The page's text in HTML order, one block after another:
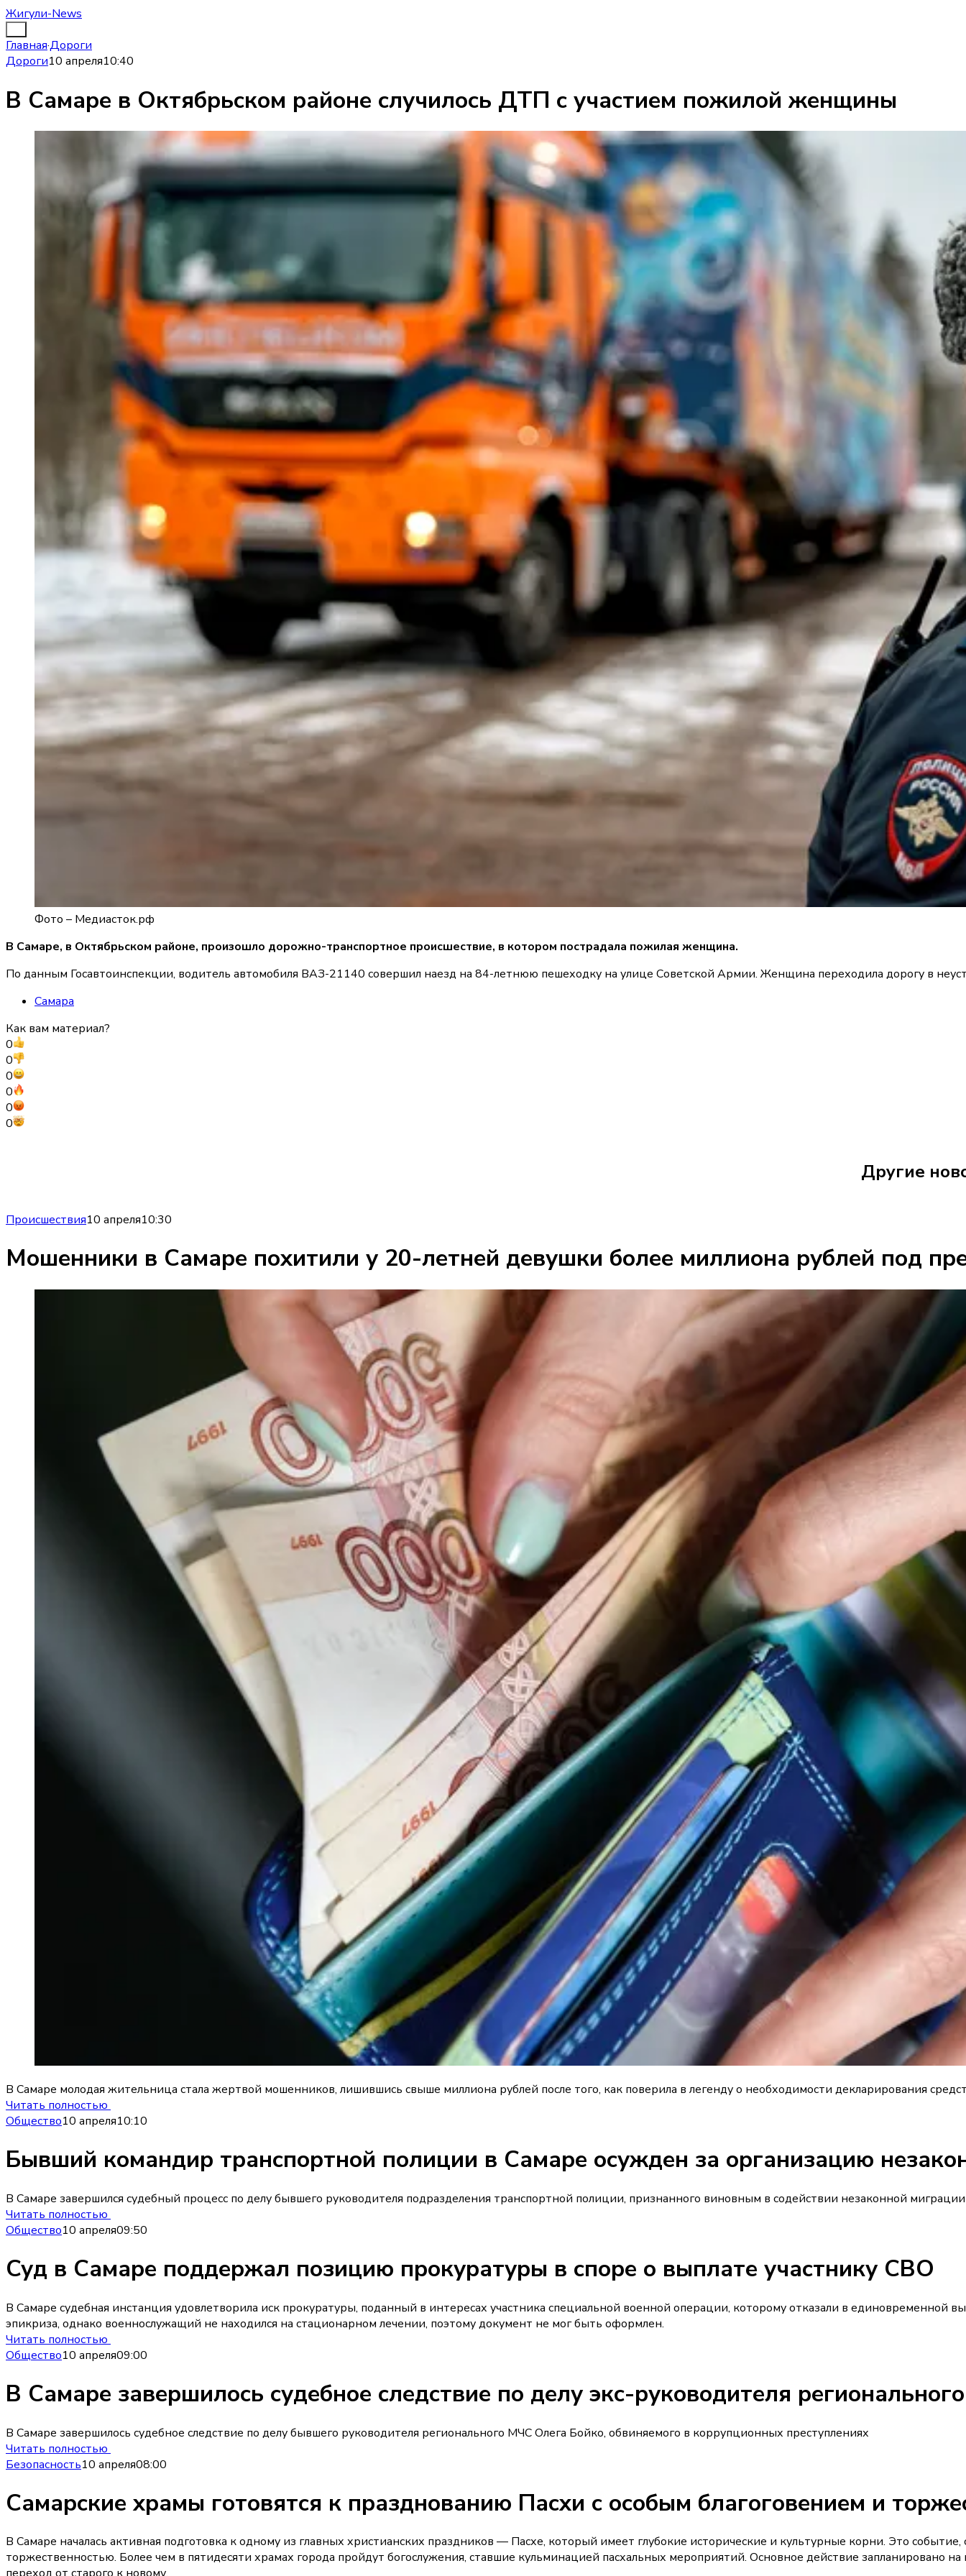
Жигули-News
Главная·Дороги
Дороги10 апреля10:40
В Самаре в Октябрьском районе случилось ДТП с участием пожилой женщины
Фото – Медиасток.рф
В Самаре, в Октябрьском районе, произошло дорожно-транспортное происшествие, в котором пострадала пожилая женщина.
По данным Госавтоинспекции, водитель автомобиля ВАЗ-21140 совершил наезд на 84-летнюю пешеходку на улице Советской Армии. Женщина переходила дорогу в
Самара
Как вам материал?
0
0
0
0
0
0
Другие
77-летний
Происшествия10 апреля10:30
Мошенники в Самаре похитили у 20-летней девушки более миллиона рублей под
В Самаре молодая жительница стала жертвой мошенников, лишившись свыше миллиона рублей после того, как поверила в легенду о необходимости декларирования
Читать полностью
Общество10 апреля10:10
Бывший командир транспортной полиции в Самаре осужден за организацию
В Самаре завершился судебный процесс по делу бывшего руководителя подразделения транспортной полиции, признанного виновным в содействии незаконной
Читать полностью
Общество10 апреля09:50
Суд в Самаре поддержал позицию прокуратуры в споре о выплате участнику СВО
В Самаре судебная инстанция удовлетворила иск прокуратуры, поданный в интересах участника специальной военной операции, которому отказали в единовременной
эпикриза, однако военнослужащий не находился на стационарном лечении, поэтому документ не мог быть оформлен.
Читать полностью
Общество10 апреля09:00
В Самаре завершилось судебное следствие по делу экс-руководителя
В Самаре завершилось судебное следствие по делу бывшего руководителя регионального МЧС Олега Бойко, обвиняемого в коррупционных преступлениях
Читать полностью
Безопасность10 апреля08:00
Самарские храмы готовятся к празднованию Пасхи с особым благоговением и
В Самаре началась активная подготовка к одному из главных христианских праздников — Пасхе, который имеет глубокие исторические и культурные корни. Это
торжественностью. Более чем в пятидесяти храмах города пройдут богослужения, ставшие кульминацией пасхальных мероприятий. Основное действие запланировано